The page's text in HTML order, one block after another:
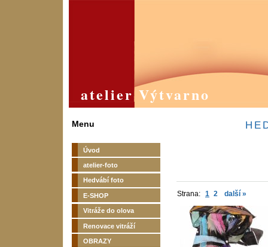
atelier Výtvarno
Menu
Úvod
atelier-foto
Hedvábí foto
E-SHOP
Vitráže do olova
Renovace vitráží
OBRAZY
Strana: 1 2 další »